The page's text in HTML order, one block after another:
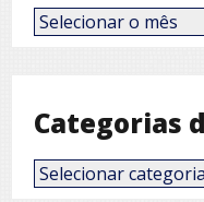
Posts
por
Categorias
Categorias
de